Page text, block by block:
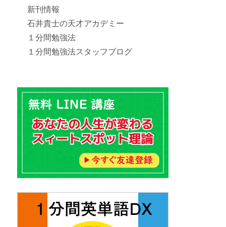
新刊情報
石井貴士の天才アカデミー
１分間勉強法
１分間勉強法スタッフブログ